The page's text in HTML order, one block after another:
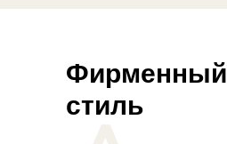
Фирменный
стиль